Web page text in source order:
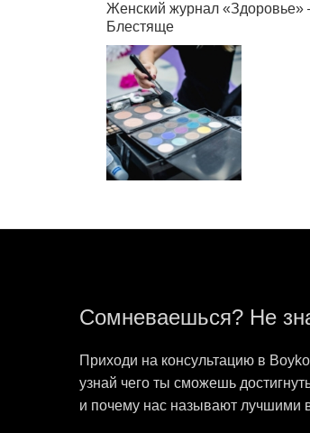
Женский журнал
Блестяще
Сомневаешься? Не
Приходи на консультацию в
узнай чего ты сможешь
и почему нас называют лучшими